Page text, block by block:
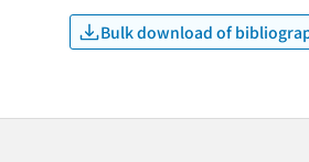
Bulk download of